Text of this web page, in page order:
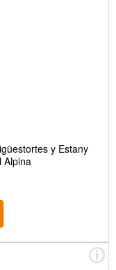
y Estany
Alpina